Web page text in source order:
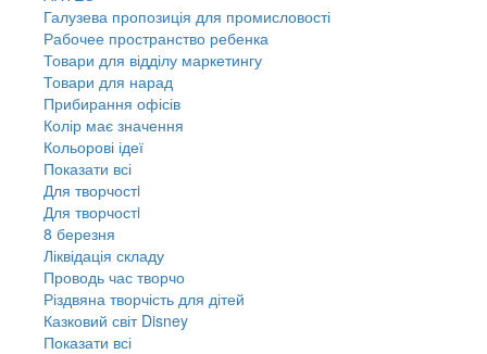
Галузева пропозиція для промисловості
Рабочее пространство ребенка
Товари для відділу маркетингу
Товари для нарад
Прибирання офісів
Колір має значення
Кольорові ідеї
Показати всі
Для творчостi
Для творчостi
8 березня
Ліквідація складу
Проводь час творчо
Різдвяна творчість для дітей
Казковий світ Disney
Показати всі